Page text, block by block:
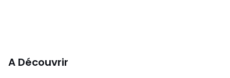
A Découvrir